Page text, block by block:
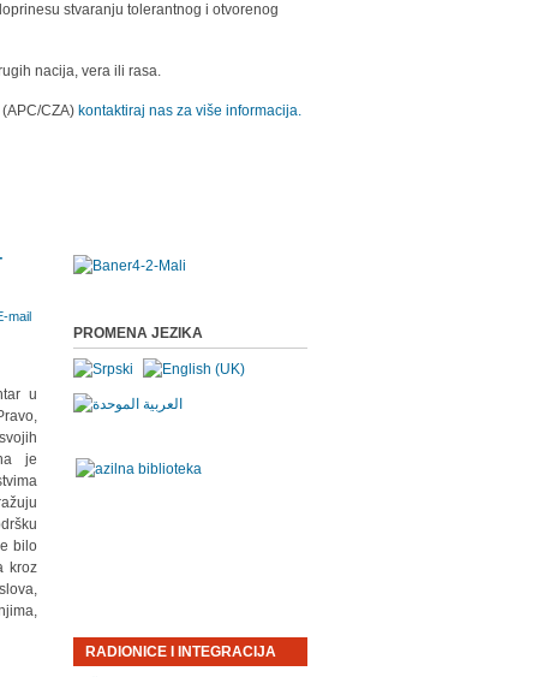
stvaranju tolerantnog i otvorenog
nacija, vera ili rasa.
CZA) kontaktiraj nas za više informacija.
u
je
bilo
kroz
PROMENA JEZIKA
RADIONICE I INTEGRACIJA